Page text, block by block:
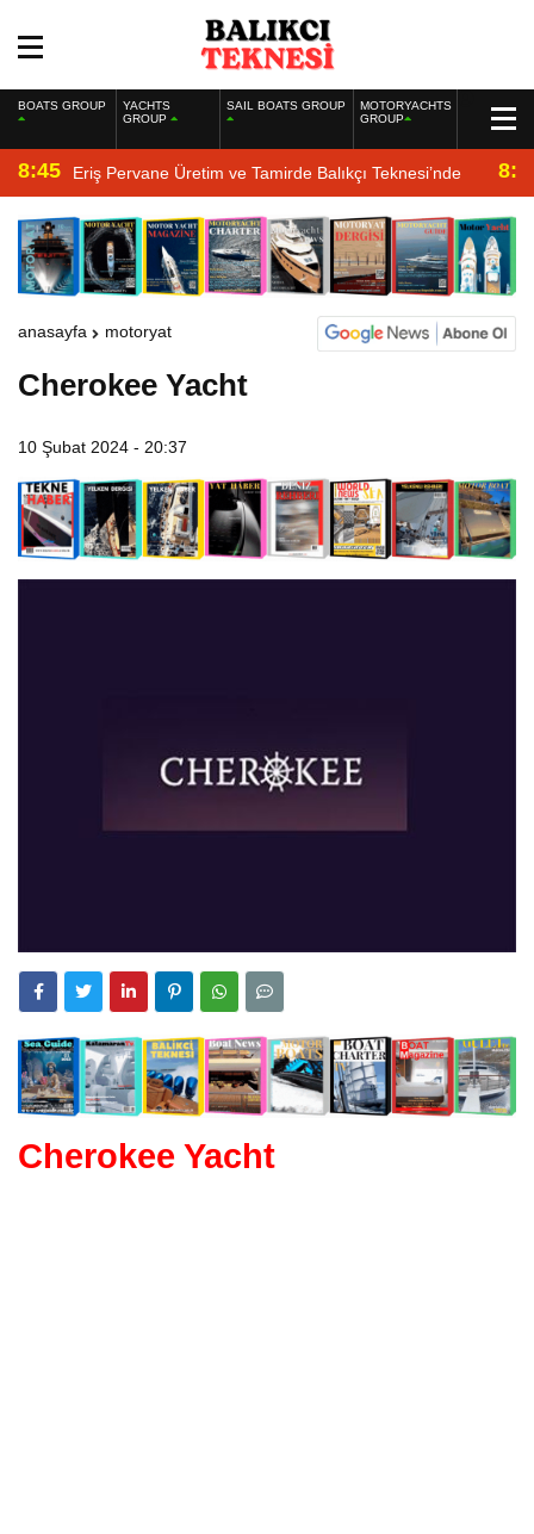
BOATS GROUP
YACHTS
GROUP
SAIL BOATS GROUP
MOTORYACHTS
GROUP
8:45 Eriş Pervane Üretim ve Tamirde Balıkçı Teknesi’nde
anasayfa motoryat
Cherokee Yacht
10 Şubat 2024 - 20:37
Cherokee Yacht